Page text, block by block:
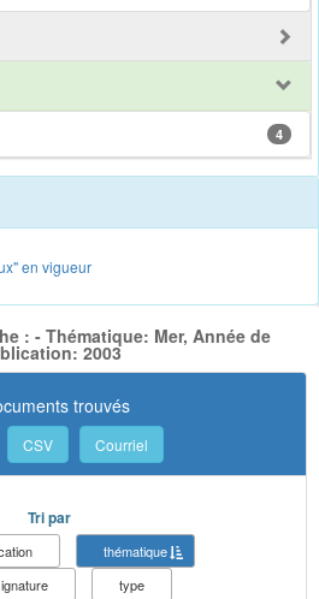
4
en vigueur
: - Thématique: Mer, Année de
2003
trouvés
CSV Courriel
Tri par
thématique
type